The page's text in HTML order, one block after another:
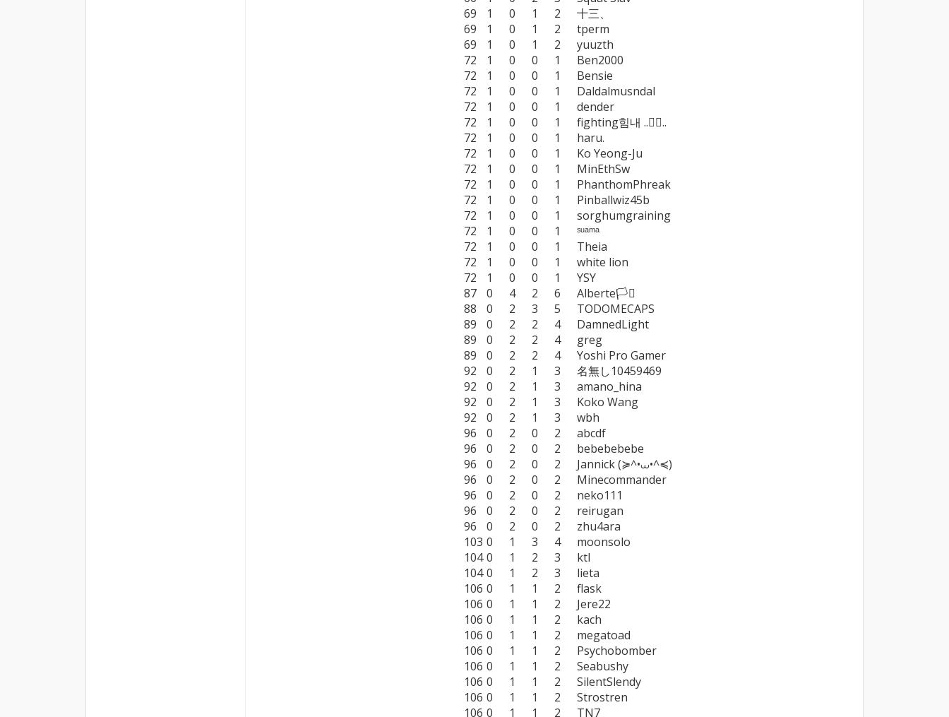
69	1	0	1	2	十三、
69	1	0	1	2	tperm
69	1	0	1	2	yuuzth
72	1	0	0	1	Ben2000
72	1	0	0	1	Bensie
72	1	0	0	1	Daldalmusndal
72	1	0	0	1	dender
72	1	0	0	1	fighting힘내 ..🧙‍♂️..
72	1	0	0	1	haru.
72	1	0	0	1	Ko Yeong-Ju
72	1	0	0	1	MinEthSw
72	1	0	0	1	PhanthomPhreak
72	1	0	0	1	Pinballwiz45b
72	1	0	0	1	sorghumgraining
72	1	0	0	1	ˢᵘᵃᵐᵃ
72	1	0	0	1	Theia
72	1	0	0	1	white lion
72	1	0	0	1	YSY
87	0	4	2	6	Alberte🏳️‍⚧️
88	0	2	3	5	TODOMECAPS
89	0	2	2	4	DamnedLight
89	0	2	2	4	greg
89	0	2	2	4	Yoshi Pro Gamer
92	0	2	1	3	名無し10459469
92	0	2	1	3	amano_hina
92	0	2	1	3	Koko Wang
92	0	2	1	3	wbh
96	0	2	0	2	abcdf
96	0	2	0	2	bebebebebe
96	0	2	0	2	Jannick (≽^•⩊•^≼)
96	0	2	0	2	Minecommander
96	0	2	0	2	neko111
96	0	2	0	2	reirugan
96	0	2	0	2	zhu4ara
103	0	1	3	4	moonsolo
104	0	1	2	3	ktl
104	0	1	2	3	lieta
106	0	1	1	2	flask
106	0	1	1	2	Jere22
106	0	1	1	2	kach
106	0	1	1	2	megatoad
106	0	1	1	2	Psychobomber
106	0	1	1	2	Seabushy
106	0	1	1	2	SilentSlendy
106	0	1	1	2	Strostren
106	0	1	1	2	TN7